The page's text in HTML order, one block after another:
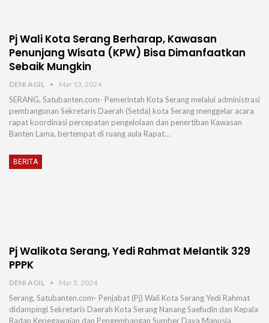
Pj Wali Kota Serang Berharap, Kawasan
Penunjang Wisata (KPW) Bisa Dimanfaatkan
Sebaik Mungkin
DENI AGIL Mar 13, 2024
SERANG, Satubanten.com- Pemerintah Kota Serang melalui administrasi
pembangunan Sekretaris Daerah (Setda) kota Serang menggelar acara
rapat koordinasi percepatan pengelolaan dan penertiban Kawasan
Banten Lama, bertempat di ruang aula Rapat…
BERITA
Pj Walikota Serang, Yedi Rahmat Melantik 329
PPPK
DENI AGIL Mar 5, 2024
Serang, Satubanten.com- Penjabat (Pj) Wali Kota Serang Yedi Rahmat
didampingi Sekretaris Daerah Kota Serang Nanang Saefudin dan Kepala
Badan Kepegawaian dan Pengembangan Sumber Daya Manusia